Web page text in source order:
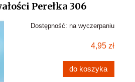
Perełka 306
Dostępność: na wyczerpaniu
4,95 zł
do koszyka